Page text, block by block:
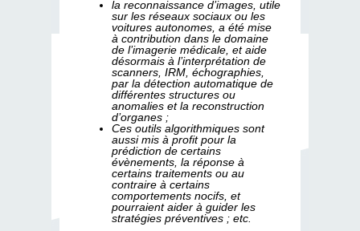
la reconnaissance d’images, utile
sur les réseaux sociaux ou les
voitures autonomes, a été mise
à contribution dans le domaine
de l’imagerie médicale, et aide
désormais à l’interprétation de
scanners, IRM, échographies,
par la détection automatique de
différentes structures ou
anomalies et la reconstruction
d’organes ;
Ces outils algorithmiques sont
aussi mis à profit pour la
prédiction de certains
évènements, la réponse à
certains traitements ou au
contraire à certains
comportements nocifs, et
pourraient aider à guider les
stratégies préventives ; etc.